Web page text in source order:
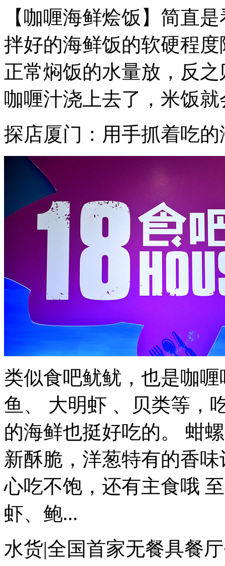
【咖喱海鲜烩饭】简直
拌好的海鲜饭的软硬程
正常焖饭的水量放，反
咖喱汁浇上去了，米饭
探店厦门：用手抓着吃
类似食吧鱿鱿，也是咖
鱼、 大明虾 、贝类等，
的海鲜也挺好吃的。 蚶
新酥脆，洋葱特有的香
心吃不饱，还有主食哦
虾、鲍...
水货|全国首家无餐具餐